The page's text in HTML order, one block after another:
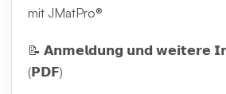
mit JMatPro®
📝 𝗔𝗻𝗺𝗲𝗹𝗱𝘂𝗻𝗴 𝘂𝗻𝗱 𝘄𝗲𝗶𝘁𝗲𝗿𝗲
(𝗣𝗗𝗙)